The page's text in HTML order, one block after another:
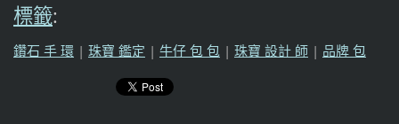
標籤:
鑽石 手 環 | 珠寶 鑑定 | 牛仔 包 包 | 珠寶 設計 師 | 品牌 包